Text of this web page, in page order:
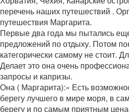
перечень наших путешествий .
путешествия Маргарита.
Первые два года мы пытались
предложений по отдыху. Потом
категорически самому не стоит.
Делает это она очень
запросы и капризы.
Она ( Маргарита):« Есть
берегу лучшего в мире моря, в
берегу и по самым приятным